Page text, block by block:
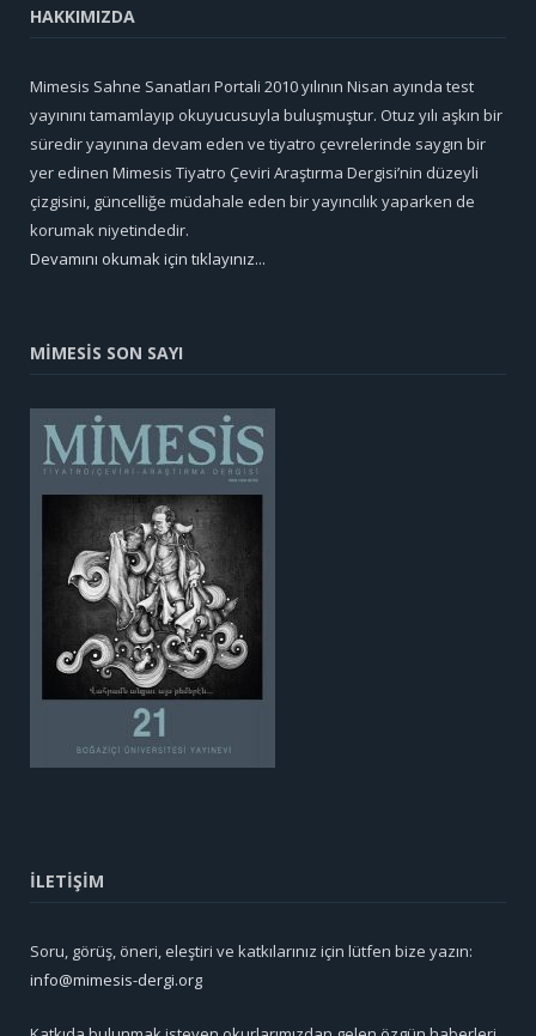
HAKKIMIZDA
Mimesis Sahne Sanatları Portali 2010 yılının Nisan ayında test
yayınını tamamlayıp okuyucusuyla buluşmuştur. Otuz yılı aşkın bir
süredir yayınına devam eden ve tiyatro çevrelerinde saygın bir
yer edinen Mimesis Tiyatro Çeviri Araştırma Dergisi’nin düzeyli
çizgisini, güncelliğe müdahale eden bir yayıncılık yaparken de
korumak niyetindedir.
Devamını okumak için tıklayınız...
MİMESİS SON SAYI
İLETİŞİM
Soru, görüş, öneri, eleştiri ve katkılarınız için lütfen bize yazın:
info@mimesis-dergi.org